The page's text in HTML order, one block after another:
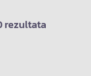
rezultata